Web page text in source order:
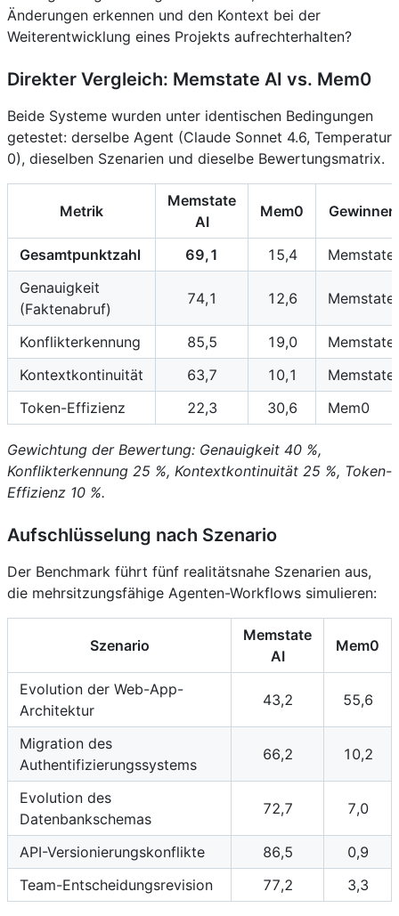
Änderungen erkennen und den Kontext bei der
Weiterentwicklung eines Projekts aufrechterhalten?
Direkter Vergleich: Memstate AI vs. Mem0
Beide Systeme wurden unter identischen Bedingungen
getestet: derselbe Agent (Claude Sonnet 4.6, Temperatur
0), dieselben Szenarien und dieselbe Bewertungsmatrix.
Metrik
Memstate
AI
Mem0 Gewinner
Gesamtpunktzahl 69,1 15,4
Memstate
Genauigkeit
(Faktenabruf)
74,1 12,6 Memstate
Konflikterkennung 85,5 19,0
Memstate
Kontextkontinuität
63,7 10,1
Memstate
Token-Effizienz
22,3 30,6 Mem0
Gewichtung der Bewertung: Genauigkeit 40 %,
Konflikterkennung 25 %, Kontextkontinuität 25 %, Token-
Effizienz 10 %.
Aufschlüsselung nach Szenario
Der Benchmark führt fünf realitätsnahe Szenarien aus,
die mehrsitzungsfähige Agenten-Workflows simulieren:
Szenario
Memstate
AI
Mem0
Evolution der Web-App-
Architektur
43,2 55,6
Migration des
Authentifizierungssystems
66,2 10,2
Evolution des
Datenbankschemas
72,7 7,0
API-Versionierungskonflikte 86,5
0,9
Team-Entscheidungsrevision
77,2 3,3